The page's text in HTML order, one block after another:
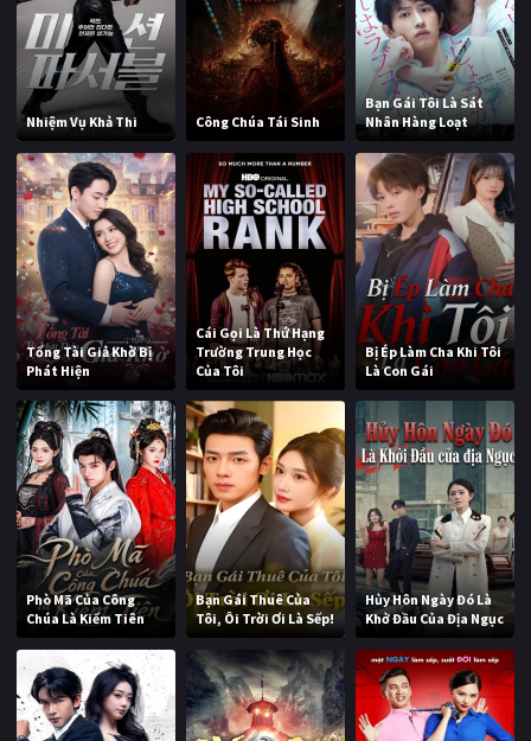
Nhiệm Vụ Khả Thi Công Chúa Tái Sinh
Bạn Gái Tôi Là Sát
Nhân Hàng Loạt
Tổng Tài Giả Khờ Bị
Phát Hiện
Cái Gọi Là Thứ Hạng
Trường Trung Học
Của Tôi
Bị Ép Làm Cha Khi Tôi
Là Con Gái
Phò Mã Của Công
Chúa Là Kiếm Tiên
Bạn Gái Thuê Của
Tôi, Ôi Trời Ơi Là Sếp!
Hủy Hôn Ngày Đó Là
Khở Đầu Của Địa Ngục